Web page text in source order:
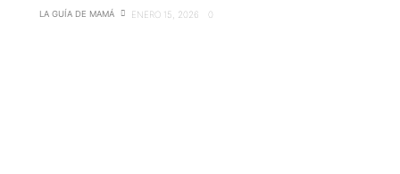
LA GUÍA DE MAMÁ ENERO 15, 2026 0